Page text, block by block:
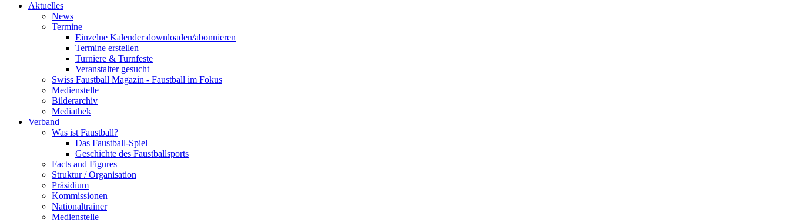
Aktuelles
News
Termine
Einzelne Kalender downloaden/abonnieren
Termine erstellen
Turniere & Turnfeste
Veranstalter gesucht
Swiss Faustball Magazin - Faustball im Fokus
Medienstelle
Bilderarchiv
Mediathek
Verband
Was ist Faustball?
Das Faustball-Spiel
Geschichte des Faustballsports
Facts and Figures
Struktur / Organisation
Präsidium
Kommissionen
Nationaltrainer
Medienstelle